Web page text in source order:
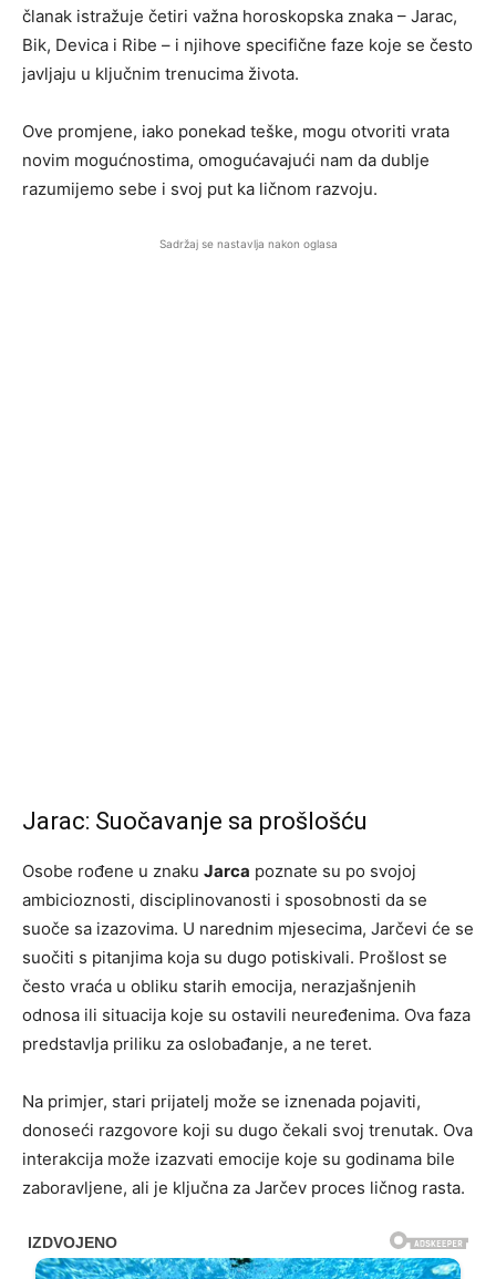
članak istražuje četiri važna horoskopska znaka – Jarac,
Bik, Devica i Ribe – i njihove specifične faze koje se često
javljaju u ključnim trenucima života.
Ove promjene, iako ponekad teške, mogu otvoriti vrata
novim mogućnostima, omogućavajući nam da dublje
razumijemo sebe i svoj put ka ličnom razvoju.
Sadržaj se nastavlja nakon oglasa
Jarac: Suočavanje sa prošlošću
Osobe rođene u znaku Jarca poznate su po svojoj
ambicioznosti, disciplinovanosti i sposobnosti da se
suoče sa izazovima. U narednim mjesecima, Jarčevi će se
suočiti s pitanjima koja su dugo potiskivali. Prošlost se
često vraća u obliku starih emocija, nerazjašnjenih
odnosa ili situacija koje su ostavili neuređenima. Ova faza
predstavlja priliku za oslobađanje, a ne teret.
Na primjer, stari prijatelj može se iznenada pojaviti,
donoseći razgovore koji su dugo čekali svoj trenutak. Ova
interakcija može izazvati emocije koje su godinama bile
zaboravljene, ali je ključna za Jarčev proces ličnog rasta.